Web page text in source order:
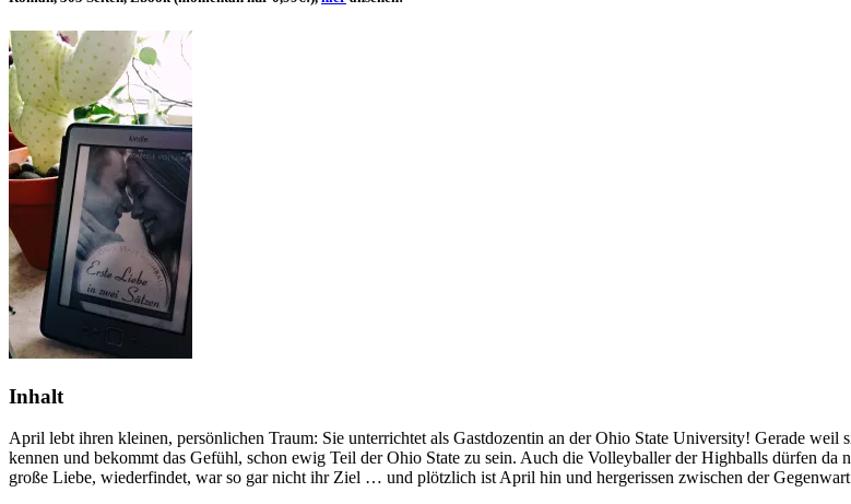
Inhalt
April lebt ihren kleinen, persönlichen Traum: Sie unterrichtet als Gastdozentin an der Ohio State University! Gerade
kennen und bekommt das Gefühl, schon ewig Teil der Ohio State zu sein. Auch die Volleyballer der Highballs dürfen da
große Liebe, wiederfindet, war so gar nicht ihr Ziel … und plötzlich ist April hin und hergerissen zwischen der